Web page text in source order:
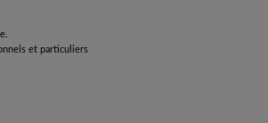
et particuliers